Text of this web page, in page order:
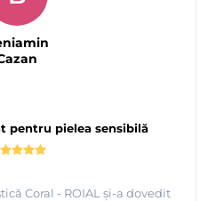
Coral - ROIAL Italia
pentru pielea sensibilă
Coral - ROIAL și-a dovedit